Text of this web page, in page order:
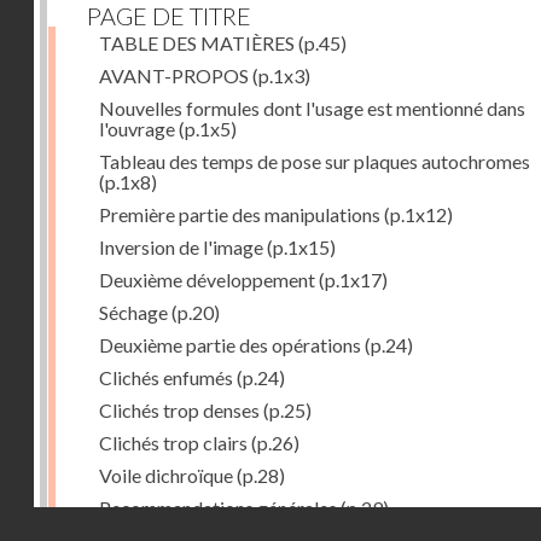
PAGE DE TITRE
TABLE DES MATIÈRES (p.45)
AVANT-PROPOS (p.1x3)
Nouvelles formules dont l'usage est mentionné dans
l'ouvrage(p.1x5)
Tableau des temps de pose sur plaques autochromes
(p.1x8)
Première partie des manipulations (p.1x12)
Inversion de l'image(p.1x15)
Deuxième développement(p.1x17)
Séchage(p.20)
Deuxième partie des opérations (p.24)
Clichés enfumés (p.24)
Clichés trop denses (p.25)
Clichés trop clairs (p.26)
Voile dichroïque(p.28)
Recommandations générales(p.29)